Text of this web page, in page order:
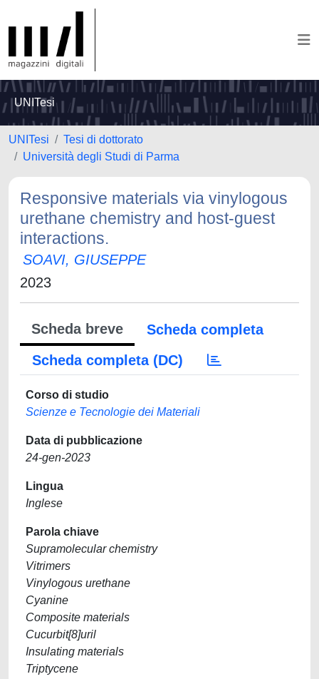
UNITesi
UNITesi
Tesi di dottorato
Università degli Studi di Parma
Responsive materials via vinylogous
urethane chemistry and host-guest
interactions.
SOAVI, GIUSEPPE
2023
Scheda breve
Scheda completa
Scheda completa (DC)
Corso di studio
Scienze e Tecnologie dei Materiali
Data di pubblicazione
24-gen-2023
Lingua
Inglese
Parola chiave
Supramolecular chemistry
Vitrimers
Vinylogous urethane
Cyanine
Composite materials
Cucurbit[8]uril
Insulating materials
Triptycene